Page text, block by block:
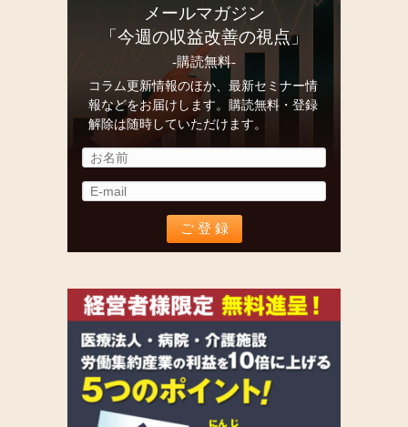
メールマガジン
「今週の収益改善の視点」
-購読無料-
コラム更新情報のほか、最新セミナー情
報などをお届けします。購読無料・登録
解除は随時していただけます。